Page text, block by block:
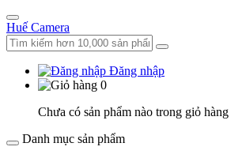
Huế Camera
Đăng nhập
0
Chưa có sản phẩm nào trong giỏ hàng
Danh mục sản phẩm